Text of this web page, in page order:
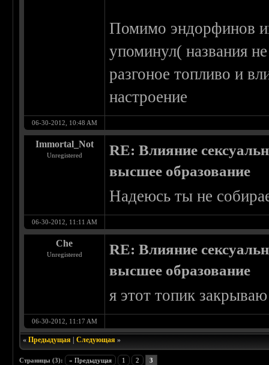
Помимо эндорфинов
упоминул( названия
разгоное топливо и
настроение
06-30-2012, 10:48 AM
Immortal_Not
Unregistered
RE: Влияние
высшее образование
Надеюсь ты не
06-30-2012, 11:11 AM
Che
Unregistered
RE: Влияние
высшее образование
я этот топик
06-30-2012, 11:17 AM
«Предыдущая |Следующая »
Страницы (3): « Предыдущая 1 2 3